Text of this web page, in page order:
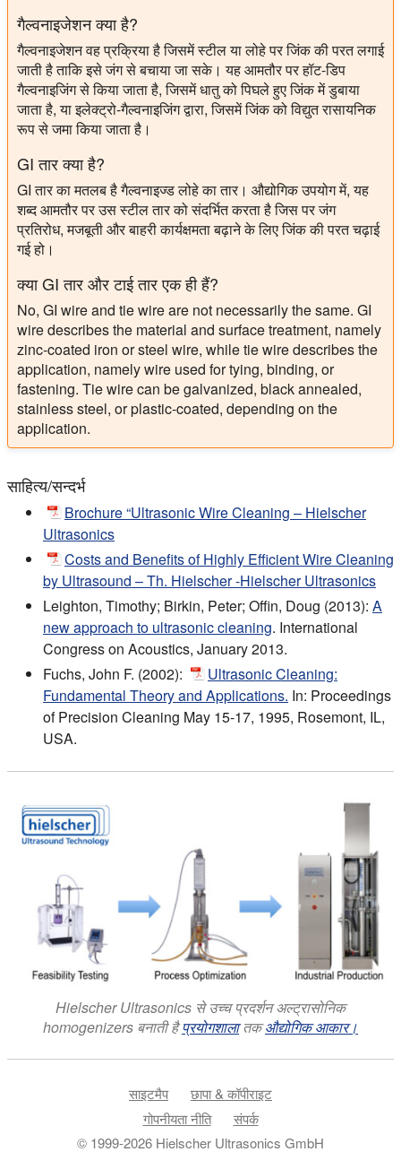
गैल्वनाइजेशन क्या है?
गैल्वनाइजेशन वह प्रक्रिया है जिसमें स्टील या लोहे पर जिंक की परत लगाई
जाती है ताकि इसे जंग से बचाया जा सके। यह आमतौर पर हॉट-डिप
गैल्वनाइजिंग से किया जाता है, जिसमें धातु को पिघले हुए जिंक में डुबाया
जाता है, या इलेक्ट्रो-गैल्वनाइजिंग द्वारा, जिसमें जिंक को विद्युत रासायनिक
रूप से जमा किया जाता है।
GI तार क्या है?
GI तार का मतलब है गैल्वनाइज्ड लोहे का तार। औद्योगिक उपयोग में, यह
शब्द आमतौर पर उस स्टील तार को संदर्भित करता है जिस पर जंग
प्रतिरोध, मजबूती और बाहरी कार्यक्षमता बढ़ाने के लिए जिंक की परत चढ़ाई
गई हो।
क्या GI तार और टाई तार एक ही हैं?
No, GI wire and tie wire are not necessarily the same. GI
wire describes the material and surface treatment, namely
zinc-coated iron or steel wire, while tie wire describes the
application, namely wire used for tying, binding, or
fastening. Tie wire can be galvanized, black annealed,
stainless steel, or plastic-coated, depending on the
application.
साहित्य/सन्दर्भ
Brochure “Ultrasonic Wire Cleaning – Hielscher
Ultrasonics
Costs and Benefits of Highly Efficient Wire Cleaning
by Ultrasound – Th. Hielscher -Hielscher Ultrasonics
Leighton, Timothy; Birkin, Peter; Offin, Doug (2013): A
new approach to ultrasonic cleaning. International
Congress on Acoustics, January 2013.
Fuchs, John F. (2002):
Ultrasonic Cleaning:
Fundamental Theory and Applications. In: Proceedings
of Precision Cleaning May 15-17, 1995, Rosemont, IL,
USA.
Hielscher Ultrasonics से उच्च प्रदर्शन अल्ट्रासोनिक
homogenizers बनाती हैप्रयोगशालातकऔद्योगिक आकार।
साइटमैप
छापा & कॉपीराइट
गोपनीयता नीति
संपर्क
© 1999-2026 Hielscher Ultrasonics GmbH